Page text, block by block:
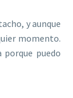
y aunque
momento.
puedo